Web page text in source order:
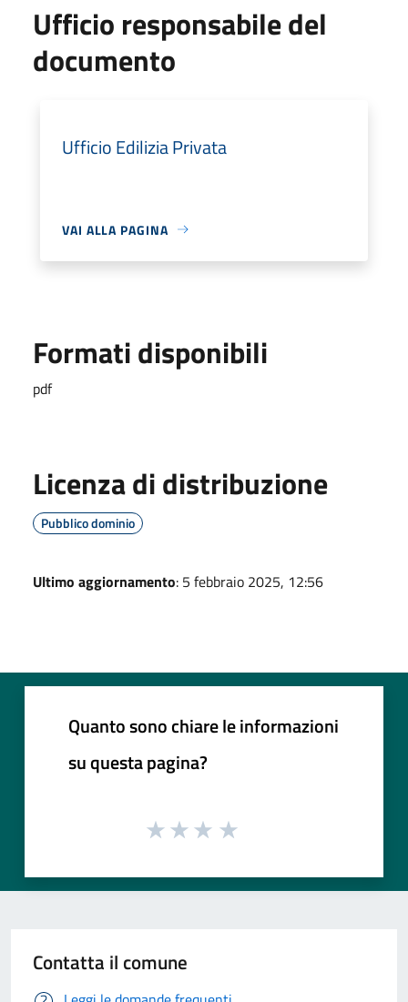
Ufficio responsabile del
documento
Ufficio Edilizia Privata
VAI ALLA PAGINA
Formati disponibili
pdf
Licenza di distribuzione
Pubblico dominio
Ultimo aggiornamento: 5 febbraio 2025, 12:56
Quanto sono chiare le informazioni
su questa pagina?
Contatta il comune